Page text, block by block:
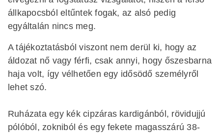
állkapocsból eltűntek fogak, az alsó pedig
egyáltalán nincs meg.
A tájékoztatásból viszont nem derül ki, hogy az
áldozat nő vagy férfi, csak annyi, hogy őszesbarna
haja volt, így vélhetően egy idősödő személyről
lehet szó.
Ruházata egy kék cipzáras kardigánból, rövidujjú
pólóból, zokniból és egy fekete magasszárú 38-